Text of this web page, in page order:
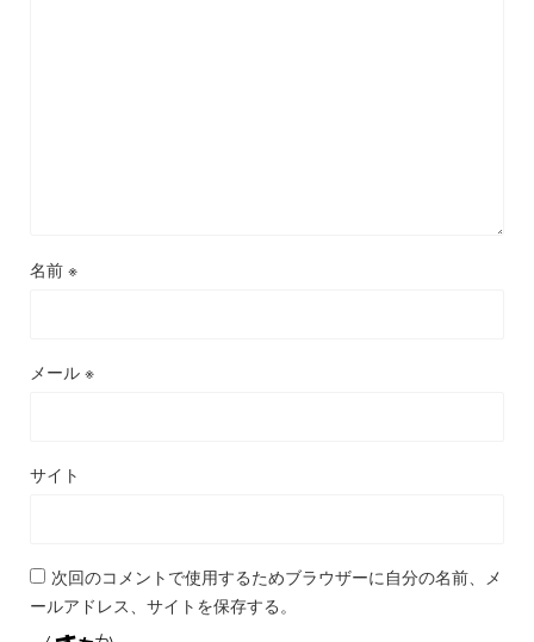
名前 ※
メール ※
サイト
次回のコメントで使用するためブラウザーに自分の名前、メ
ールアドレス、サイトを保存する。